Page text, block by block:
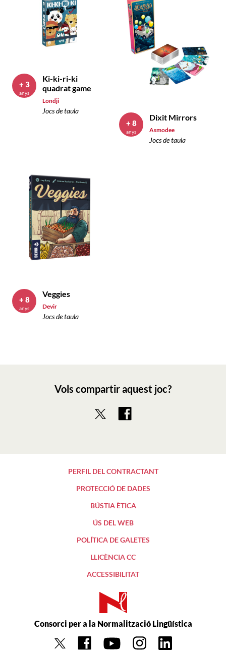
Ki-ki-ri-ki
quadrat game
Londji
Jocs de taula
+ 3
anys
Dixit Mirrors
Asmodee
Jocs de taula
+ 8
anys
Veggies
Devir
Jocs de taula
+ 8
anys
Vols compartir aquest joc?
PERFIL DEL CONTRACTANT
PROTECCIÓ DE DADES
BÚSTIA ÈTICA
ÚS DEL WEB
POLÍTICA DE GALETES
LLICÈNCIA CC
ACCESSIBILITAT
Consorci per a la Normalització Lingüística